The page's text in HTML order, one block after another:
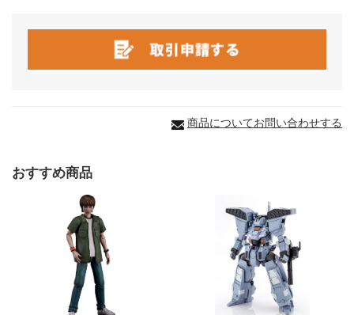
商品についてお問い合わせする
おすすめ商品